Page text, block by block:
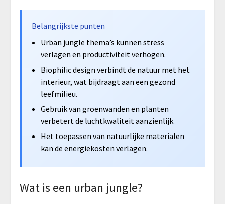
Belangrijkste punten
Urban jungle thema’s kunnen stress
verlagen en productiviteit verhogen.
Biophilic design verbindt de natuur met het
interieur, wat bijdraagt aan een gezond
leefmilieu.
Gebruik van groenwanden en planten
verbetert de luchtkwaliteit aanzienlijk.
Het toepassen van natuurlijke materialen
kan de energiekosten verlagen.
Wat is een urban jungle?